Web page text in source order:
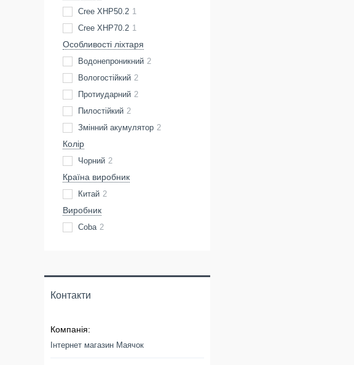
Cree XHP50.2 1
Cree XHP70.2 1
Особливості ліхтаря
Водонепроникний 2
Вологостійкий 2
Протиударний 2
Пилостійкий 2
Змінний акумулятор 2
Колір
Чорний 2
Країна виробник
Китай 2
Виробник
Coba 2
Контакти
Інтернет магазин Маячок